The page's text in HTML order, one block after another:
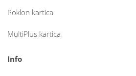
Poklon kartica
MultiPlus kartica
Info